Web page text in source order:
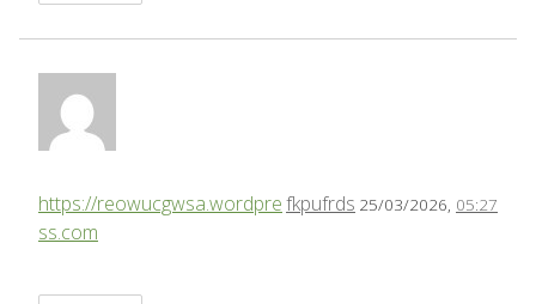
fkpufrds 25/03/2026, 05:27
https://reowucgwsa.wordpre
ss.com